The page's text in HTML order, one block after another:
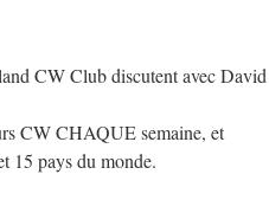
CW Club discutent avec David
CW CHAQUE semaine, et
15 pays du monde.